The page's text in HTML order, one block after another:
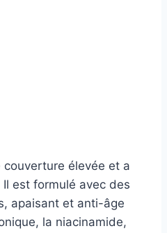
couverture élevée et a
Il est formulé avec des
apaisant et anti-âge
la niacinamide,